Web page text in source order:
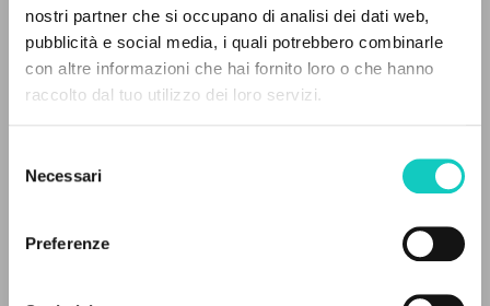
nostri partner che si occupano di analisi dei dati web,
pubblicità e social media, i quali potrebbero combinarle
con altre informazioni che hai fornito loro o che hanno
raccolto dal tuo utilizzo dei loro servizi.
delNecessari
Preferenze
Giussani Luigi Autore
Portoghese BR
RISULTATI SUCCESSIVI